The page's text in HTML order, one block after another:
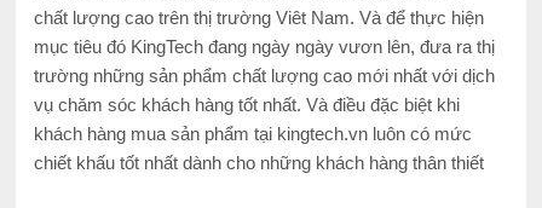
chất lượng cao trên thị trường Viêt Nam. Và để thực hiện
mục tiêu đó KingTech đang ngày ngày vươn lên, đưa ra thị
trường những sản phẩm chất lượng cao mới nhất với dịch
vụ chăm sóc khách hàng tốt nhất. Và điều đặc biệt khi
khách hàng mua sản phẩm tại kingtech.vn luôn có mức
chiết khấu tốt nhất dành cho những khách hàng thân thiết